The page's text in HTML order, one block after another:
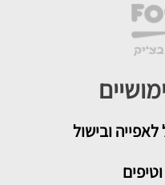
ובישול